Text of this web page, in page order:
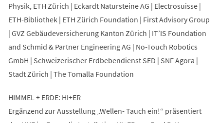
Physik, ETH Zürich | Eckardt Natursteine AG | Electrosuisse |
ETH-Bibliothek | ETH Zürich Foundation | First Advisory Group
| GVZ Gebäudeversicherung Kanton Zürich | IT’IS Foundation
and Schmid & Partner Engineering AG | No-Touch Robotics
GmbH | Schweizerischer Erdbebendienst SED | SNF Agora |
Stadt Zürich | The Tomalla Foundation
HIMMEL + ERDE: HI+ER
Ergänzend zur Ausstellung „Wellen- Tauch ein!“ präsentiert